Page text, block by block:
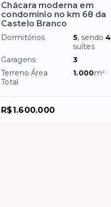
Chácara moderna em
condominio no km 68 da
Castelo Branco
Dormitórios 5, sendo4
suítes
Garagens
3
Terreno Área
Total
1.000m²
R$1.600.000